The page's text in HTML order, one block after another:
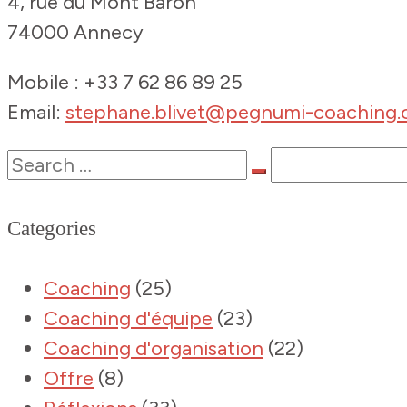
74000 Annecy
Mobile : +33 7 62 86 89 25
Email: stephane.blivet@pegnumi-
Categories
Coaching (25)
Coaching d'équipe (23)
Coaching d'organisation (22)
Offre (8)